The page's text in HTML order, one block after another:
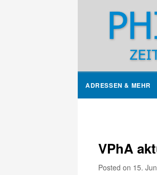
ADRESSEN & MEHR
VPhA
Posted on 15.